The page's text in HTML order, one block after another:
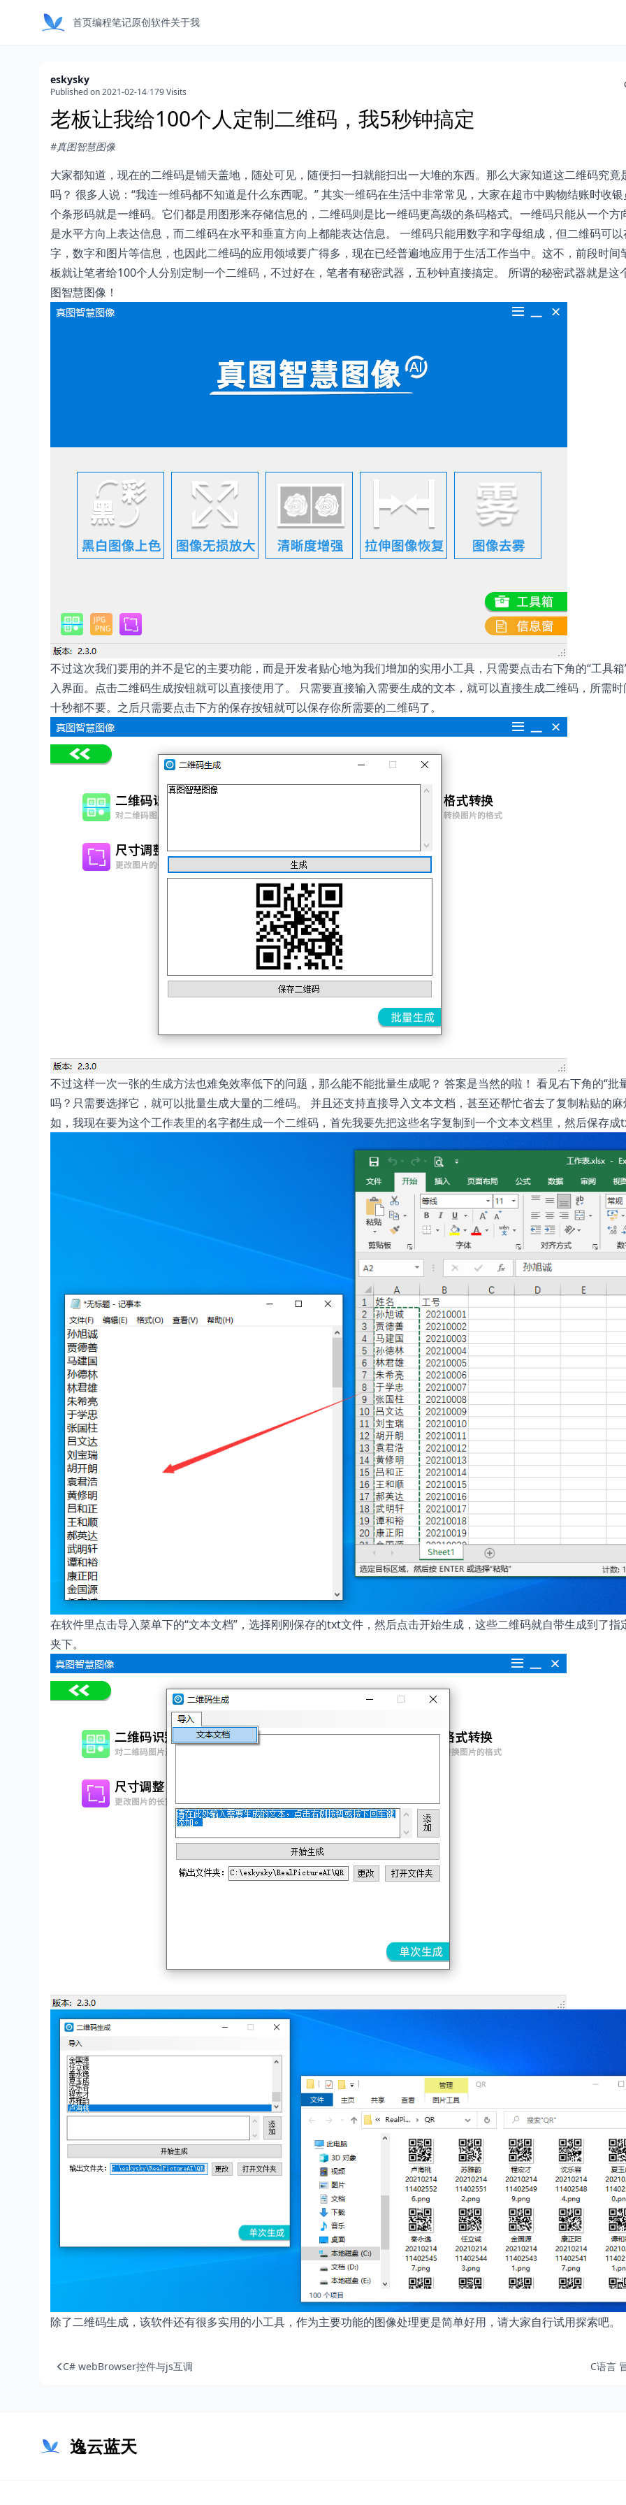
首页编程笔记原创软件关于我
eskysky
Published on 2021-02-14/179 Visits
老板让我给100个人定制二维码，我5秒钟搞定
#真图智慧图像
大家都知道，现在的二维码是铺天盖地，随处可见，随便扫一扫就能扫出一大堆的东西。那么大家知道这二维码究竟
吗？ 很多人说：“我连一维码都不知道是什么东西呢。” 其实一维码在生活中非常常见，大家在超市中购物结账时收
个条形码就是一维码。它们都是用图形来存储信息的，二维码则是比一维码更高级的条码格式。一维码只能从一个方
是水平方向上表达信息，而二维码在水平和垂直方向上都能表达信息。 一维码只能用数字和字母组成，但二维码可
字，数字和图片等信息，也因此二维码的应用领域要广得多，现在已经普遍地应用于生活工作当中。这不，前段时间
板就让笔者给100个人分别定制一个二维码，不过好在，笔者有秘密武器，五秒钟直接搞定。 所谓的秘密武器就是
图智慧图像！
不过这次我们要用的并不是它的主要功能，而是开发者贴心地为我们增加的实用小工具，只需要点击右下角的“工具
入界面。点击二维码生成按钮就可以直接使用了。 只需要直接输入需要生成的文本，就可以直接生成二维码，所需
十秒都不要。之后只需要点击下方的保存按钮就可以保存你所需要的二维码了。
不过这样一次一张的生成方法也难免效率低下的问题，那么能不能批量生成呢？ 答案是当然的啦！ 看见右下角的“批
吗？只需要选择它，就可以批量生成大量的二维码。 并且还支持直接导入文本文档，甚至还帮忙省去了复制粘贴的
如，我现在要为这个工作表里的名字都生成一个二维码，首先我要先把这些名字复制到一个文本文档里，然后保存成
在软件里点击导入菜单下的“文本文档”，选择刚刚保存的txt文件，然后点击开始生成，这些二维码就自带生成到了指
夹下。
除了二维码生成，该软件还有很多实用的小工具，作为主要功能的图像处理更是简单好用，请大家自行试用探索吧。
C# webBrowser控件与js互调 C语言
逸云蓝天